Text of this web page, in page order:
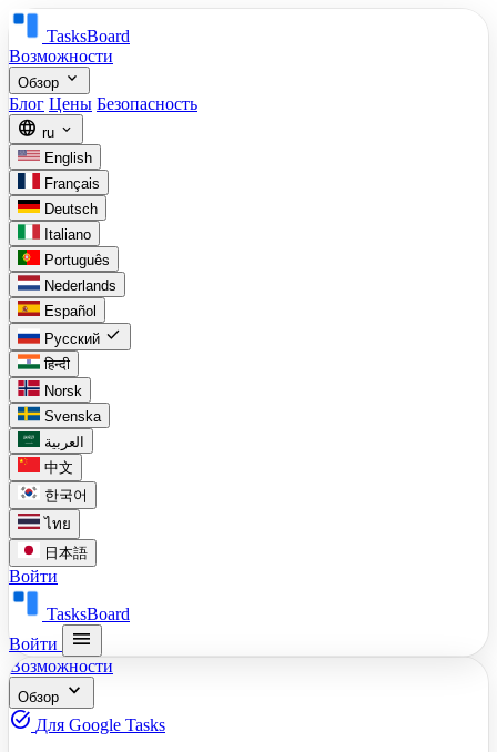
TasksBoard
Возможности
Обзор expand_more
Блог Цены Безопасность
language ru expand_more
English
Français
Deutsch
Italiano
Português
Nederlands
Español
Русский check
हिन्दी
Norsk
Svenska
العربية
中文
한국어
ไทย
日本語
Войти
TasksBoard
Войти
menu
Возможности
Обзор expand_more
task_alt Для Google Tasks